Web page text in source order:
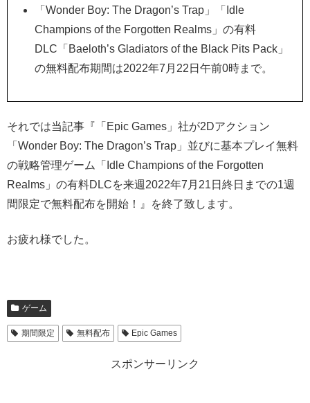
「Wonder Boy: The Dragon’s Trap」「Idle
Champions of the Forgotten Realms」の有料
DLC「Baeloth’s Gladiators of the Black Pits Pack」
の無料配布期間は2022年7月22日午前0時まで。
それでは当記事『「Epic Games」社が2Dアクション
「Wonder Boy: The Dragon’s Trap」並びに基本プレイ無料
の戦略管理ゲーム「Idle Champions of the Forgotten
Realms」の有料DLCを来週2022年7月21日終日までの1週
間限定で無料配布を開始！』を終了致します。
お疲れ様でした。
ゲーム
期間限定 無料配布 Epic Games
スポンサーリンク